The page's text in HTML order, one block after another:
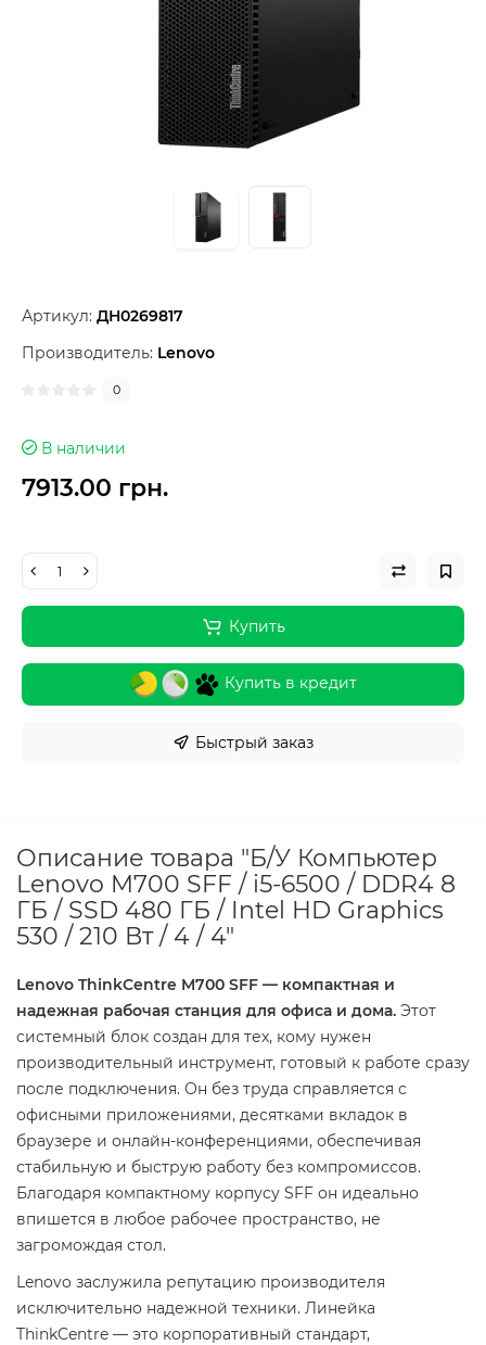
Артикул: ДН0269817
Производитель: Lenovo
0
В наличии
7913.00 грн.
Купить
Купить в кредит
Быстрый заказ
Описание товара "Б/У Компьютер
Lenovo M700 SFF / i5-6500 / DDR4 8
ГБ / SSD 480 ГБ / Intel HD Graphics
530 / 210 Вт / 4 / 4"
Lenovo ThinkCentre M700 SFF — компактная и
надежная рабочая станция для офиса и дома. Этот
системный блок создан для тех, кому нужен
производительный инструмент, готовый к работе сразу
после подключения. Он без труда справляется с
офисными приложениями, десятками вкладок в
браузере и онлайн-конференциями, обеспечивая
стабильную и быструю работу без компромиссов.
Благодаря компактному корпусу SFF он идеально
впишется в любое рабочее пространство, не
загромождая стол.
Lenovo заслужила репутацию производителя
исключительно надежной техники. Линейка
ThinkCentre — это корпоративный стандарт,